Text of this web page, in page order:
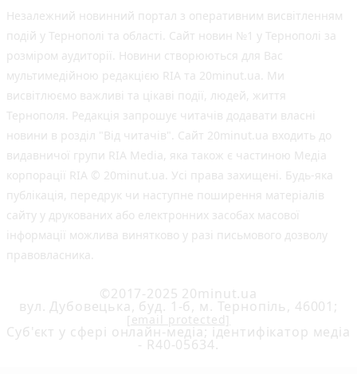
Незалежний новинний портал з оперативним висвітленням
подій у Тернополі та області. Сайт новин №1 у Тернополі за
розміром аудиторії. Новини створюються для Вас
мультимедійною редакцією RIA та 20minut.ua. Ми
висвітлюємо важливі та цікаві події, людей, життя
Тернополя. Редакція запрошує читачів додавати власні
новини в розділ "Від читачів". Сайт 20minut.ua входить до
видавничої групи RIA Media, яка також є частиною Медіа
корпорації RIA © 20minut.ua. Усі права захищені. Будь-яка
публiкацiя, передрук чи наступне поширення матеріалів
сайту у друкованих або електронних засобах масової
інформації можлива винятково у разі письмового дозволу
правовласника.
©2017-2025 20minut.ua
вул. Дубовецька, буд. 1-б, м. Тернопіль, 46001;
[email protected]
Cуб'єкт у сфері онлайн-медіа; ідентифікатор медіа
- R40-05634.